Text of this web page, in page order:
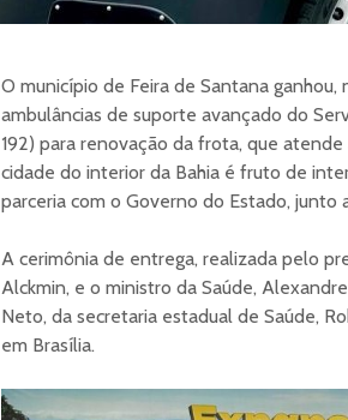
O município de Feira de Santana
ambulâncias de suporte avançado do
192) para renovação da frota, que
cidade do interior da Bahia é fruto de
parceria com o Governo do Estado, junto
A cerimônia de entrega, realizada pelo
Alckmin, e o ministro da Saúde,
Neto, da secretaria estadual de Saúde,
em Brasília.